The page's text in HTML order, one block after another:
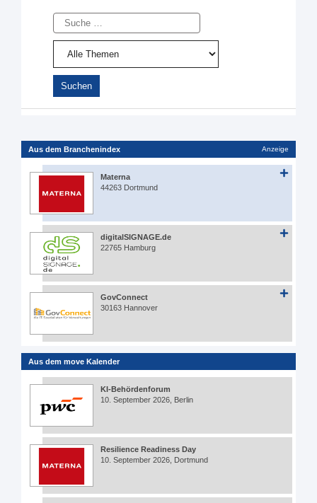
Suche
Aus dem Branchenindex Anzeige
Materna
44263 Dortmund
digitalSIGNAGE.de
22765 Hamburg
GovConnect
30163 Hannover
Aus dem move Kalender
KI-Behördenforum
10. September 2026, Berlin
Resilience Readiness Day
10. September 2026, Dortmund